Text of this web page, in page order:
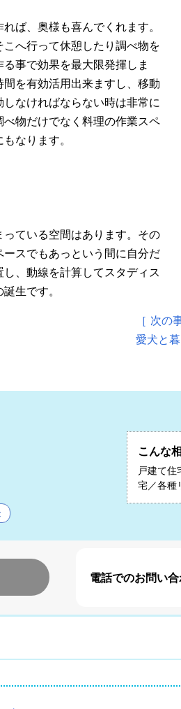
ば、奥様も喜んでくれます。
へ行って休憩したり調べ物を
事で効果を最大限発揮しま
を有効活用出来ますし、移動
なければならない時は非常に
物だけでなく料理の作業スペ
なります。
ている空間はあります。その
スでもあっという間に自分だ
、動線を計算してスタディス
生です。
［ 次の
愛犬と
こんな
戸建て
宅／各種
電話でのお問い